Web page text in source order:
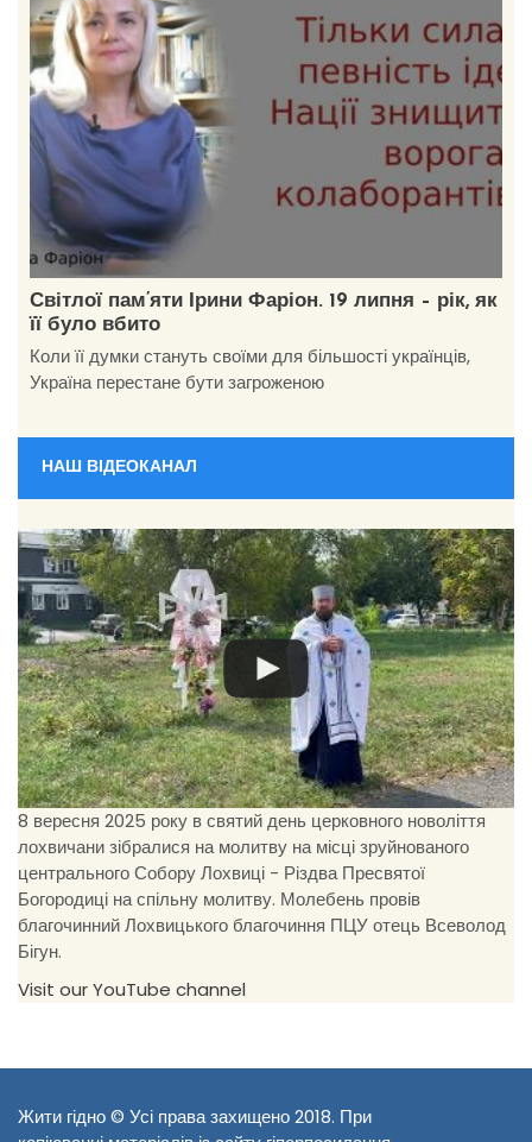
Світлої пам’яти Ірини Фаріон. 19 липня – рік, як
її було вбито
Коли її думки стануть своїми для більшості українців,
Україна перестане бути загроженою
НАШ ВІДЕОКАНАЛ
8 вересня 2025 року в святий день церковного новоліття
лохвичани зібралися на молитву на місці зруйнованого
центрального Собору Лохвиці - Різдва Пресвятої
Богородиці на спільну молитву. Молебень провів
благочинний Лохвицького благочиння ПЦУ отець Всеволод
Бігун.
Visit our YouTube channel
Жити гідно © Усі права захищено 2018. При